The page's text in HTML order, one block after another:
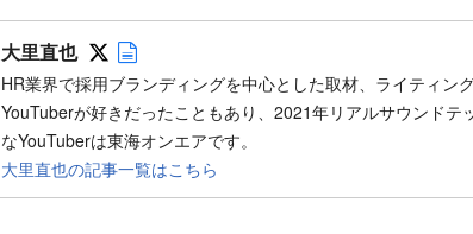
大里直也 Follow on SNS
HR業界で採用ブランディングを中心とした取材、ライティン
YouTuberが好きだったこともあり、2021年リアルサウンドテ
なYouTuberは東海オンエアです。
大里直也の記事一覧はこちら